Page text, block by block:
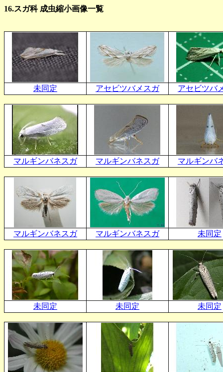
16.スガ科 成虫縮小画像一覧
未同定 アセビツバメスガ アセビツバ
マルギンバネスガ マルギンバネスガ マルギンバ
マルギンバネスガ マルギンバネスガ 未同定
未同定 未同定 未同定